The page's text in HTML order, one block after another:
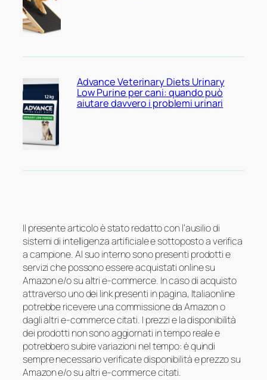
Advance Veterinary Diets Urinary
Low Purine per cani: quando può
aiutare davvero i problemi urinari
Il presente articolo è stato redatto con l’ausilio di
sistemi di intelligenza artificiale e sottoposto a verifica
a campione. Al suo interno sono presenti prodotti e
servizi che possono essere acquistati online su
Amazon e/o su altri e-commerce. In caso di acquisto
attraverso uno dei link presenti in pagina, Italiaonline
potrebbe ricevere una commissione da Amazon o
dagli altri e-commerce citati. I prezzi e la disponibilità
dei prodotti non sono aggiornati in tempo reale e
potrebbero subire variazioni nel tempo: è quindi
sempre necessario verificate disponibilità e prezzo su
Amazon e/o su altri e-commerce citati.